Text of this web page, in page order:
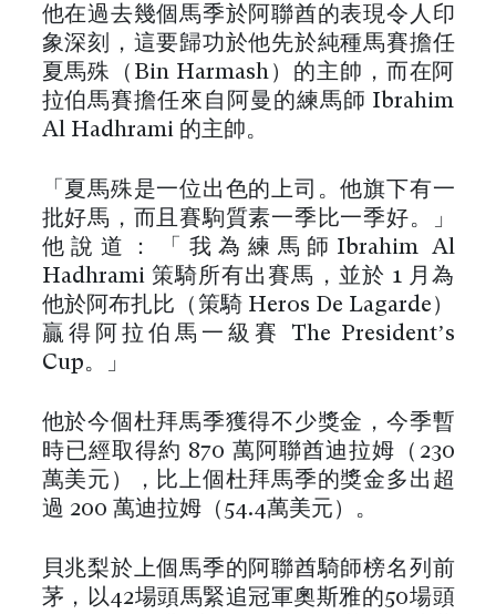
他在過去幾個馬季於阿聯酋的表現令人印
象深刻，這要歸功於他先於純種馬賽擔任
夏馬殊（Bin Harmash）的主帥，而在阿
拉伯馬賽擔任來自阿曼的練馬師 Ibrahim
Al Hadhrami 的主帥。
「夏馬殊是一位出色的上司。他旗下有一
批好馬，而且賽駒質素一季比一季好。」
他說道：「我為練馬師Ibrahim Al
Hadhrami 策騎所有出賽馬，並於 1 月為
他於阿布扎比（策騎 Heros De Lagarde）
贏得阿拉伯馬一級賽 The President’s
Cup。」
他於今個杜拜馬季獲得不少獎金，今季暫
時已經取得約 870 萬阿聯酋迪拉姆（230
萬美元），比上個杜拜馬季的獎金多出超
過 200 萬迪拉姆（54.4萬美元）。
貝兆梨於上個馬季的阿聯酋騎師榜名列前
茅，以42場頭馬緊追冠軍奧斯雅的50場頭